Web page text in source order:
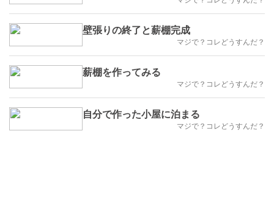
壁張りの終了と薪棚完成
マジで？コレどうすんだ？
薪棚を作ってみる
マジで？コレどうすんだ？
自分で作った小屋に泊まる
マジで？コレどうすんだ？